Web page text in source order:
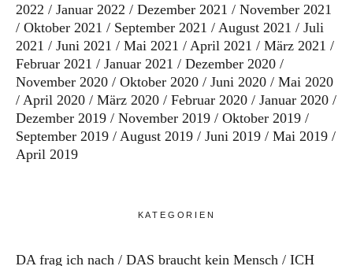
2022
Januar 2022 Dezember 2021
November 2021
Oktober 2021
September 2021 August 2021
Juli
2021
Juni 2021 Mai 2021 April 2021
März 2021
Februar 2021
Januar 2021
Dezember 2020
November 2020
Oktober 2020 Juni 2020
Mai 2020
April 2020
März 2020 Februar 2020
Januar 2020
Dezember 2019
November 2019
Oktober 2019
September 2019
August 2019 Juni 2019
Mai 2019
April 2019
KATEGORIEN
DA frag ich nach DAS braucht kein Mensch ICH